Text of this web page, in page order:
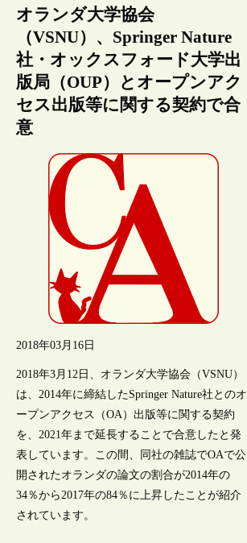
オランダ大学協会
（VSNU）、Springer Nature
社・オックスフォード大学出
版局（OUP）とオープンアク
セス出版等に関する契約で合
意
2018年03月16日
2018年3月12日、オランダ大学協会（VSNU）
は、2014年に締結したSpringer Nature社とのオ
ープンアクセス（OA）出版等に関する契約
を、2021年まで延長することで合意したと発
表しています。この間、同社の雑誌でOAで公
開されたオランダの論文の割合が2014年の
34％から2017年の84％に上昇したことが紹介
されています。